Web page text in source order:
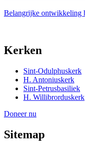
Belangrijke ontwikkeling
Kerken
Sint-Odulphuskerk
H. Antoniuskerk
Sint-Petrusbasiliek
H. Willibrorduskerk
Doneer nu
Sitemap